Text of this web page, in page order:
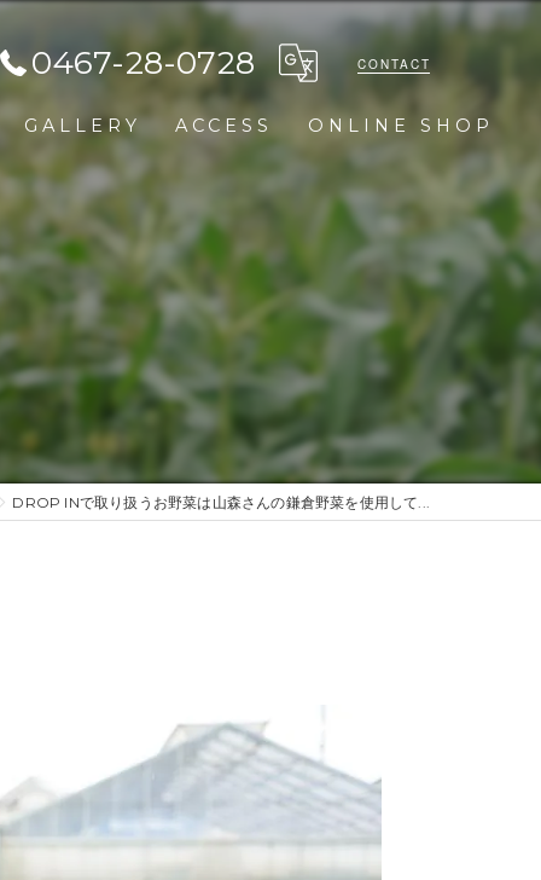
0467-28-0728 CONTACT
GALLERY ACCESS ONLINE SHOP
DROP INで取り扱うお野菜は山森さんの鎌倉野菜を使用して...